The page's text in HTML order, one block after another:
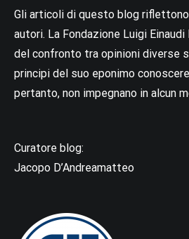
Gli articoli di questo blog
autori. La Fondazione Luigi
del confronto tra opinioni diverse
principi del suo eponimo
pertanto, non impegnano in alcun
Curatore blog:
Jacopo D’Andreamatteo